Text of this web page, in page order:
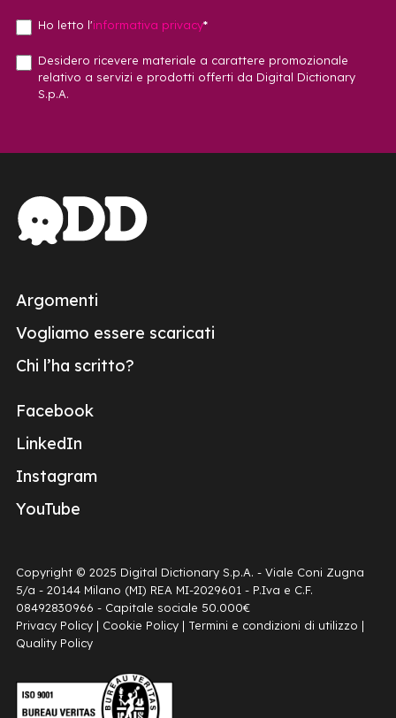
Ho letto l'informativa privacy*
Desidero ricevere materiale a carattere promozionale
relativo a servizi e prodotti offerti da Digital Dictionary
S.p.A.
Argomenti
Vogliamo essere scaricati
Chi l’ha scritto?
Facebook
LinkedIn
Instagram
YouTube
Copyright © 2025 Digital Dictionary S.p.A. - Viale Coni Zugna
5/a - 20144 Milano (MI) REA MI-2029601 - P.Iva e C.F.
08492830966 - Capitale sociale 50.000€
Privacy Policy | Cookie Policy | Termini e condizioni di utilizzo |
Quality Policy